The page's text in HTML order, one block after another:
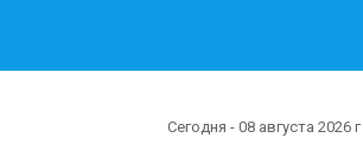
Сегодня - 08 августа 2026 г